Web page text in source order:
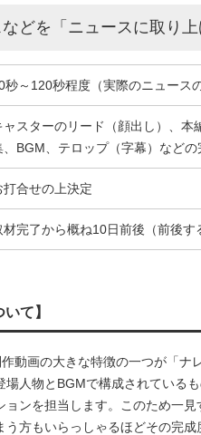
どを「ニュースに取り
秒～120秒程度（実際のニュース
ャスターのリード（顔出し）、
、BGM、テロップ（字幕）など
打合せの上決定
材完了から概ね10日前後（前後す
て】
動画の大きな特徴の一つが「ナ
場人物とBGMで構成されている
ョンを担当します。このため一
う方もいらっしゃるほどその完